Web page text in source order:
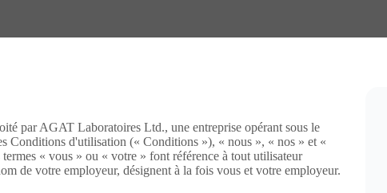
par AGAT Laboratoires Ltd., une entreprise opérant sous le
Conditions d'utilisation (« Conditions »), « nous », « nos » et «
« vous » ou « votre » font référence à tout utilisateur
de votre employeur, désignent à la fois vous et votre employeur.